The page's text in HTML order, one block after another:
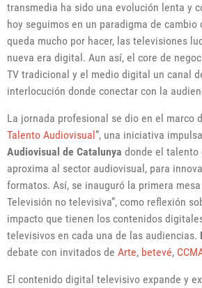
transmedia ha sido una evolución lenta y
hoy seguimos en un paradigma de cambio
queda mucho por hacer, las televisiones
nueva era digital. Aun así, el core de
TV tradicional y el medio digital un canal
interlocución donde conectar con la
La jornada profesional se dio en el marco
Talento Audiovisual”, una iniciativa
Audiovisual de Catalunya donde el talento
aproxima al sector audiovisual, para
formatos. Así, se inauguró la primera mesa
Televisión no televisiva”, como reflexión
impacto que tienen los contenidos
televisivos en cada una de las audiencias.
debate con invitados de Arte, betevé,
El contenido digital televisivo expande y